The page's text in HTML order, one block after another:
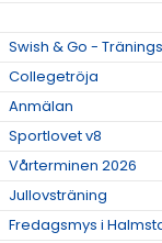
Swish & Go -
Collegetröja
Anmälan
Sportlovet v8
Vårterminen 2026
Jullovsträning
Fredagsmys i